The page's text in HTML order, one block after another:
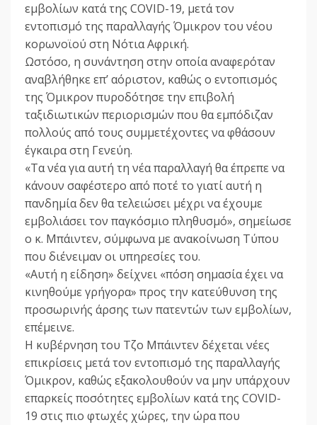
εμβολίων κατά της COVID-19, μετά τον
εντοπισμό της παραλλαγής Όμικρον του νέου
κορωνοϊού στη Νότια Αφρική.
Ωστόσο, η συνάντηση στην οποία αναφερόταν
αναβλήθηκε επ’ αόριστον, καθώς ο εντοπισμός
της Όμικρον πυροδότησε την επιβολή
ταξιδιωτικών περιορισμών που θα εμπόδιζαν
πολλούς από τους συμμετέχοντες να φθάσουν
έγκαιρα στη Γενεύη.
«Τα νέα για αυτή τη νέα παραλλαγή θα έπρεπε να
κάνουν σαφέστερο από ποτέ το γιατί αυτή η
πανδημία δεν θα τελειώσει μέχρι να έχουμε
εμβολιάσει τον παγκόσμιο πληθυσμό», σημείωσε
ο κ. Μπάιντεν, σύμφωνα με ανακοίνωση Τύπου
που διένειμαν οι υπηρεσίες του.
«Αυτή η είδηση» δείχνει «πόση σημασία έχει να
κινηθούμε γρήγορα» προς την κατεύθυνση της
προσωρινής άρσης των πατεντών των εμβολίων,
επέμεινε.
Η κυβέρνηση του Τζο Μπάιντεν δέχεται νέες
επικρίσεις μετά τον εντοπισμό της παραλλαγής
Όμικρον, καθώς εξακολουθούν να μην υπάρχουν
επαρκείς ποσότητες εμβολίων κατά της COVID-
19 στις πιο φτωχές χώρες, την ώρα που